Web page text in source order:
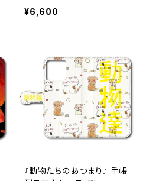
¥6,600
『動物たちのあつまり』 手帳